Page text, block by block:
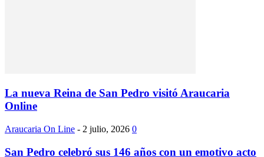
La nueva Reina de San Pedro visitó Araucaria
Online
Araucaria On Line - 2 julio, 2026 0
San Pedro celebró sus 146 años con un emotivo acto